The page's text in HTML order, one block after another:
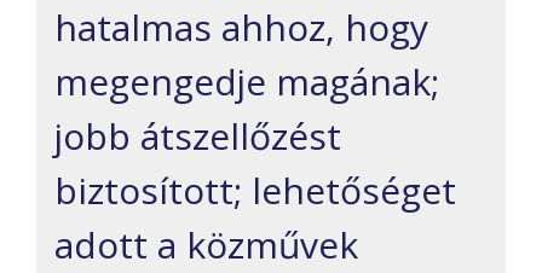
hatalmas ahhoz, hogy
megengedje magának;
jobb átszellőzést
biztosított; lehetőséget
adott a közművek